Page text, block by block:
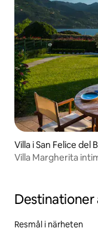
Villa i San Felice del
Villa
Resmål i närheten